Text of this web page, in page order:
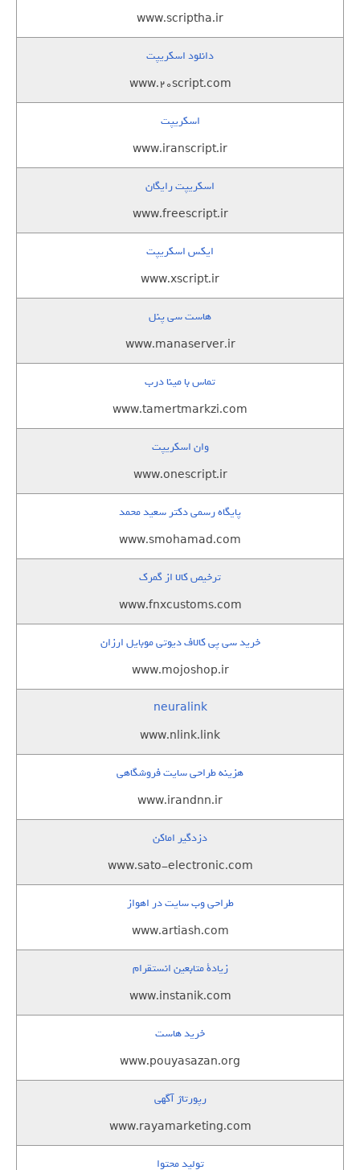
www.scriptha.ir
دانلود اسکریپت
www.20script.com
اسکریپت
www.iranscript.ir
اسکریپت رایگان
www.freescript.ir
ایکس اسکریپت
www.xscript.ir
هاست سی پنل
www.manaserver.ir
تماس با مینا درب
www.tamertmarkzi.com
وان اسکریپت
www.onescript.ir
پایگاه رسمی دکتر سعید محمد
www.smohamad.com
ترخیص کالا از گمرک
www.fnxcustoms.com
خرید سی پی کالاف دیوتی موبایل ارزان
www.mojoshop.ir
neuralink
www.nlink.link
هزینه طراحی سایت فروشگاهی
www.irandnn.ir
دزدگیر اماکن
www.sato-electronic.com
طراحی وب سایت در اهواز
www.artiash.com
زيادة متابعين انستقرام
www.instanik.com
خرید هاست
www.pouyasazan.org
رپورتاژ آگهی
www.rayamarketing.com
تولید محتوا